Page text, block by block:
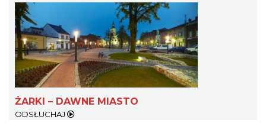
ŻARKI – DAWNE MIASTO
ODSŁUCHAJ